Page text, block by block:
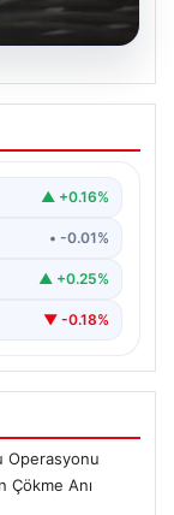
4 Katlı
tahliye
▲ +0.16%
• -0.01%
▲ +0.25%
▼ -0.18%
Operasyonu
Çökme Anı